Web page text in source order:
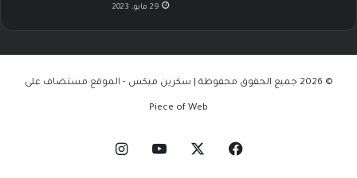
29 مايو، 2023
© 2026 جميع الحقوق محفوظة | سكرين ميكس - الموقع مستضاف على
Piece of Web
فيسبوك ‫YouTube